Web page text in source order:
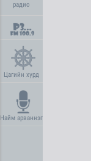
радио
Цагийн хүрд
Найм арваннэг